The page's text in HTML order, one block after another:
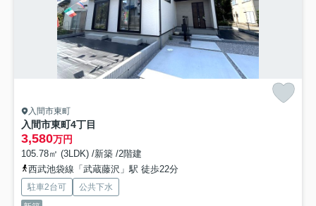
入間市東町
入間市東町4丁目
3,580万円
105.78㎡ (3LDK) /新築 /2階建
西武池袋線「武蔵藤沢」駅 徒歩22分
駐車2台可
公共下水